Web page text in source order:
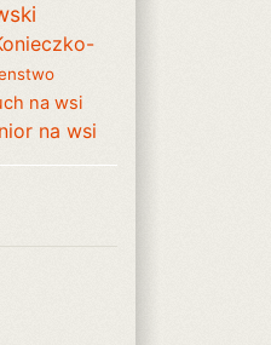
na wsi
na wsi